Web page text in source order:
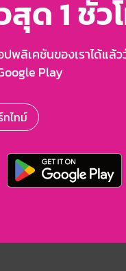
ด 1 ชั่ว
ปพลิเคชันของเราได้แล้
Play
ทไทม์